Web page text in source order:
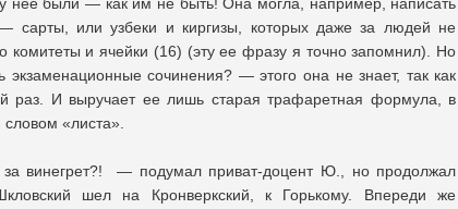
сарты, или узбеки и киргизы, которых даже за людей не
комитеты и ячейки (16) (эту ее фразу я точно запомнил). Но
экзаменационные сочинения? — этого она не знает, так как
раз. И выручает ее лишь старая трафаретная формула, в
«листа».
винегрет?! — подумал приват-доцент Ю., но продолжал
шел на Кронверкский, к Горькому. Впереди же